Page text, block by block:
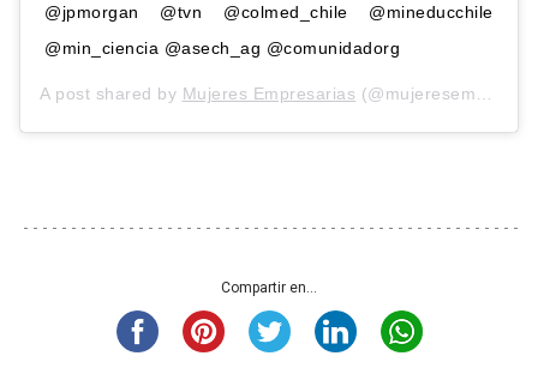
@jpmorgan @tvn @colmed_chile @mineducchile
@min_ciencia @asech_ag @comunidadorg
A post shared by Mujeres Empresarias (@mujeresempresarias_me) on
Compartir en...